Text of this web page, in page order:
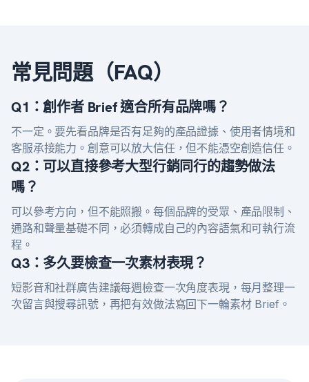
常見問題（FAQ）
Q1：創作者 Brief 適合所有品牌嗎？
不一定。要先看品牌是否有足夠的產品證據、使用者情境和
客服承接能力。創意可以放大信任，但不能憑空創造信任。
Q2：可以直接參考大型行銷同行的趨勢做法
嗎？
可以參考方向，但不能照搬。每個品牌的受眾、產品限制、
通路和聲量基礎不同，必須轉成自己的內容語氣和可執行流
程。
Q3：多久要檢查一次素材表現？
短影音和社群廣告建議每週檢查一次角度表現，每月整理一
次留言與搜尋訊號，再把有效做法寫回下一輪素材 Brief。